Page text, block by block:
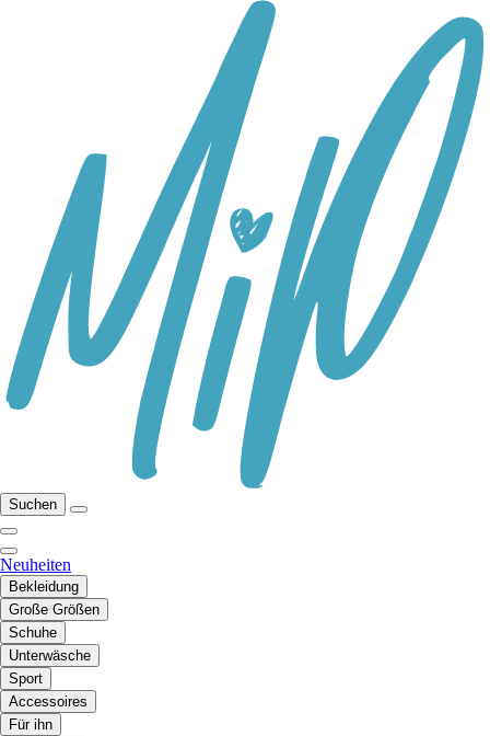
Suchen
Neuheiten
Bekleidung
Große Größen
Schuhe
Unterwäsche
Sport
Accessoires
Für ihn